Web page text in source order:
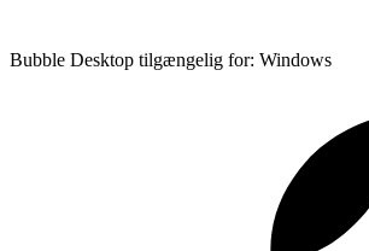
Bubble Desktop tilgængelig for: Windows